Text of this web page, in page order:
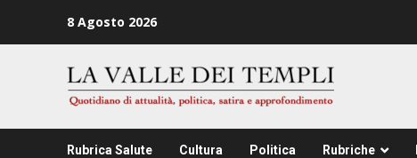
8 Agosto 2026
Rubrica Salute Cultura Politica Rubriche